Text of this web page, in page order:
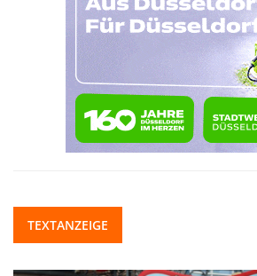
TEXTANZEIGE